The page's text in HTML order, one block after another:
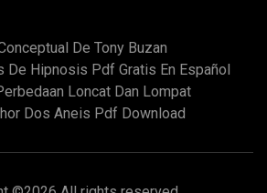
De Tony Buzan
De Hipnosis Pdf Gratis En Español
Loncat Dan Lompat
Dos Aneis Pdf Download